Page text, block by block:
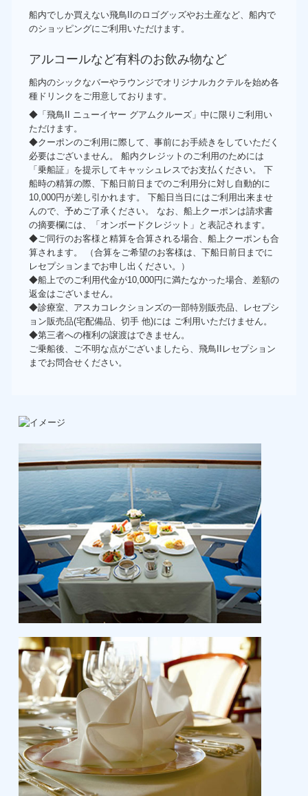
船内でしか買えない飛鳥IIのロゴグッズやお土産など、船内で
のショッピングにご利用いただけます。
アルコールなど有料のお飲み物など
船内のシックなバーやラウンジでオリジナルカクテルを始め各
種ドリンクをご用意しております。
◆「飛鳥II ニューイヤー グアムクルーズ」中に限りご利用い
ただけます。
◆クーポンのご利用に際して、事前にお手続きをしていただく
必要はございません。 船内クレジットのご利用のためには
「乗船証」を提示してキャッシュレスでお支払ください。 下
船時の精算の際、下船日前日までのご利用分に対し自動的に
10,000円が差し引かれます。 下船日当日にはご利用出来ませ
んので、予めご了承ください。 なお、船上クーポンは請求書
の摘要欄には、「オンボードクレジット」と表記されます。
◆ご同行のお客様と精算を合算される場合、船上クーポンも合
算されます。 （合算をご希望のお客様は、下船日前日までに
レセプションまでお申し出ください。）
◆船上でのご利用代金が10,000円に満たなかった場合、差額の
返金はございません。
◆診療室、アスカコレクションズの一部特別販売品、レセプシ
ョン販売品(宅配備品、切手 他)には ご利用いただけません。
◆第三者への権利の譲渡はできません。
ご乗船後、ご不明な点がございましたら、飛鳥IIレセプション
までお問合せください。